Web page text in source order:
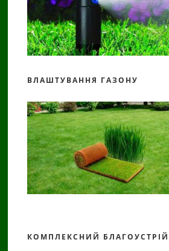
ВЛАШТУВАННЯ ГАЗОНУ
КОМПЛЕКСНИЙ БЛАГОУСТРІЙ